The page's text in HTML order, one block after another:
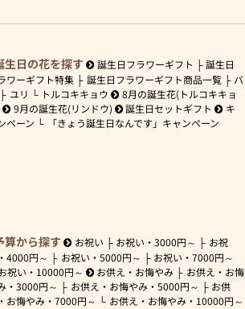
生日の花を探す 誕生日フラワーギフト
誕生日
ワーギフト特集
誕生日フラワーギフト商品一覧
バ
ユリ トルコキキョウ
8月の誕生花(トルコキキョ
9月の誕生花(リンドウ) 誕生日セットギフト
キ
ペーン
「きょう誕生日なんです」キャンペーン
算から探す お祝い お祝い・3000円～
お祝
4000円～ お祝い・ 5000円～ お祝い・7000円～
祝い・ 10000円～ お供え・お悔やみ
お供え・お悔
・ 3000円～ お供え・お悔やみ・ 5000円～
お供
お悔やみ・ 7000円～ お供え・お悔やみ・ 10000円～